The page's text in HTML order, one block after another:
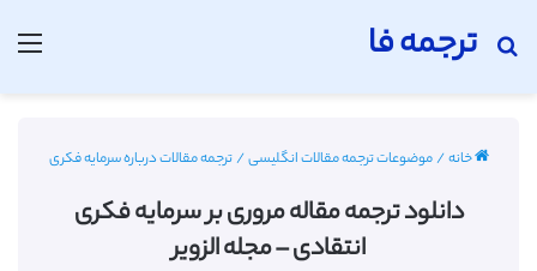
ترجمه فا
جستجو برای
خانه/موضوعات ترجمه مقالات انگلیسی/ترجمه مقالات درباره سرمایه فکری
دانلود ترجمه مقاله مروری بر سرمایه فکری
انتقادی – مجله الزویر